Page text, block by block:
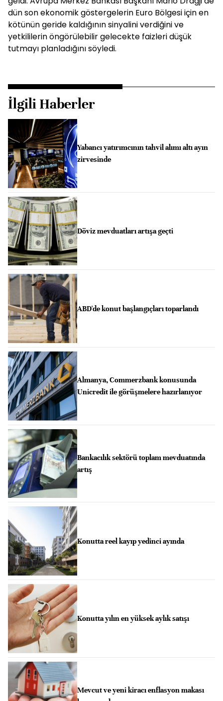
dün son ekonomik göstergelerin Euro Bölgesi için en
kötünün geride kaldığının sinyalini verdiğini ve
yetkililerin öngörülebilir gelecekte faizleri düşük
tutmayı planladığını söyledi.
İlgili Haberler
Yabancı yatırımcının tahvil alımı altı ayın
zirvesinde
Döviz mevduatları artışa geçti
ABD'de konut başlangıçları toparlandı
Almanya, Commerzbank konusunda
Unicredit ile görüşmelere hazırlanıyor
Bankacılık sektörü toplam mevduatında
artış
Konutta reel kayıp yedinci ayında
Konutta yılın en yüksek aylık satışı
Mevcut ve yeni kiracı enflasyon makası